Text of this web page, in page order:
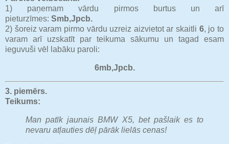
1) paņemam vārdu pirmos burtus un arī
pieturzīmes: Smb,Jpcb.
2) šoreiz varam pirmo vārdu uzreiz aizvietot ar skaitli 6, jo to
varam arī uzskatīt par teikuma sākumu un tagad esam
ieguvuši vēl labāku paroli:
6mb,Jpcb.
3. piemērs.
Teikums:
Man patīk jaunais BMW X5, bet pašlaik es to
nevaru atļauties dēļ pārāk lielās cenas!